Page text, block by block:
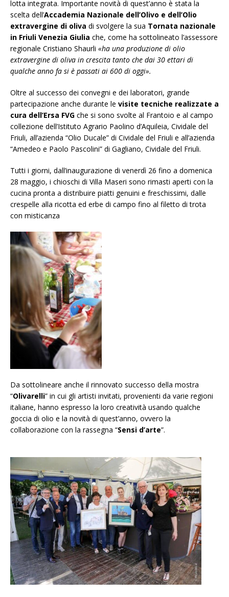
lotta integrata. Importante novità di quest’anno è stata la
scelta dell’Accademia Nazionale dell’Olivo e dell’Olio
extravergine di oliva di svolgere la sua Tornata nazionale
in Friuli Venezia Giulia che, come ha sottolineato l’assessore
regionale Cristiano Shaurli «ha una produzione di olio
extravergine di oliva in crescita tanto che dai 30 ettari di
qualche anno fa si è passati ai 600 di oggi».
Oltre al successo dei convegni e dei laboratori, grande
partecipazione anche durante le visite tecniche realizzate a
cura dell’Ersa FVG che si sono svolte al Frantoio e al campo
collezione dell’Istituto Agrario Paolino d’Aquileia, Cividale del
Friuli, all’azienda “Olio Ducale” di Cividale del Friuli e all’azienda
“Amedeo e Paolo Pascolini” di Gagliano, Cividale del Friuli.
Tutti i giorni, dall’inaugurazione di venerdì 26 fino a domenica
28 maggio, i chioschi di Villa Maseri sono rimasti aperti con la
cucina pronta a distribuire piatti genuini e freschissimi, dalle
crespelle alla ricotta ed erbe di campo fino al filetto di trota
con misticanza
Da sottolineare anche il rinnovato successo della mostra
“Olivarelli” in cui gli artisti invitati, provenienti da varie regioni
italiane, hanno espresso la loro creatività usando qualche
goccia di olio e la novità di quest’anno, ovvero la
collaborazione con la rassegna “Sensi d’arte”.